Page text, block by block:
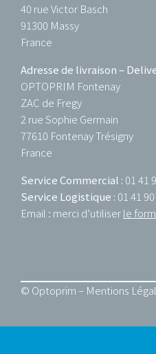
40 rue Victor Basch
91300 Massy
France
Adresse de livraison –
OPTOPRIM Fontenay
ZAC de Fregy
2 rue Sophie Germain
77610 Fontenay Trésigny
France
Service Commercial : 01 41
Service Logistique : 01 41
Email : merci d’utiliserle
© Optoprim – Mentions